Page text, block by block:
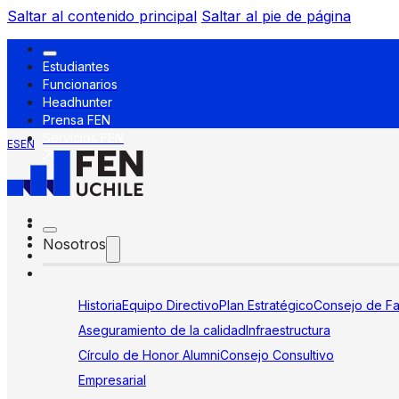
Saltar al contenido principal Saltar al pie de página
Estudiantes
Funcionarios
Headhunter
Prensa FEN
ESEN
Nosotros
HistoriaEquipo DirectivoPlan EstratégicoConsejo de
Aseguramiento de la calidadInfraestructura
Círculo de Honor AlumniConsejo Consultivo
Empresarial